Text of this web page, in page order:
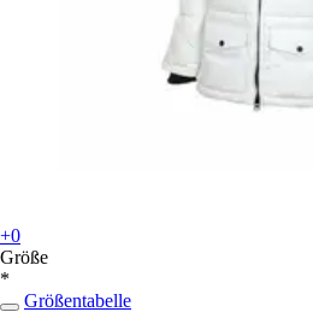
+0
Größe
*
Größentabelle